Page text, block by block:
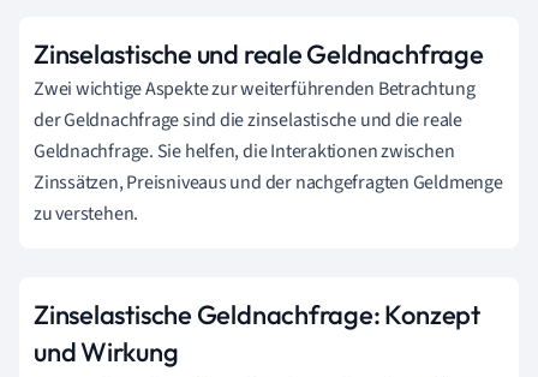
Zinselastische und reale Geldnachfrage
Zwei wichtige Aspekte zur weiterführenden Betrachtung
der Geldnachfrage sind die zinselastische und die reale
Geldnachfrage. Sie helfen, die Interaktionen zwischen
Zinssätzen, Preisniveaus und der nachgefragten Geldmenge
zu verstehen.
Zinselastische Geldnachfrage: Konzept
und Wirkung